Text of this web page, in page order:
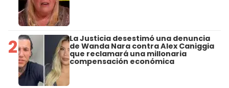
2 La Justicia desestimó una denuncia
de Wanda Nara contra Alex Caniggia
que reclamará una millonaria
compensación económica